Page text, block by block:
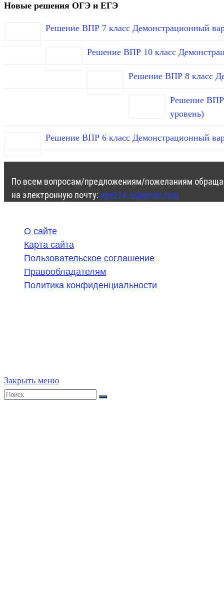
Новые решения ОГЭ и ЕГЭ
Решение ВПР 7 класс Демонстрационный
Решение ВПР 10 класс
Решение ВПР 8 класс
Решение ВПР
уровень)
Решение ВПР 6 класс Демонстрационный
По всем вопросам/предложениям/пожеланиям
на электронную почту: ege314.ru@gmail.com
О сайте
Карта сайта
Пользовательское соглашение
Правообладателям
Политика конфиденциальности
Закрыть меню